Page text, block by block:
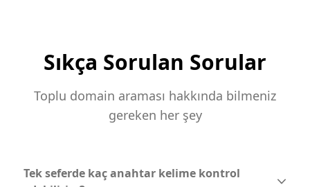
Sıkça Sorulan Sorular
Toplu domain araması hakkında bilmeniz
gereken her şey
Tek seferde kaç anahtar kelime kontrol